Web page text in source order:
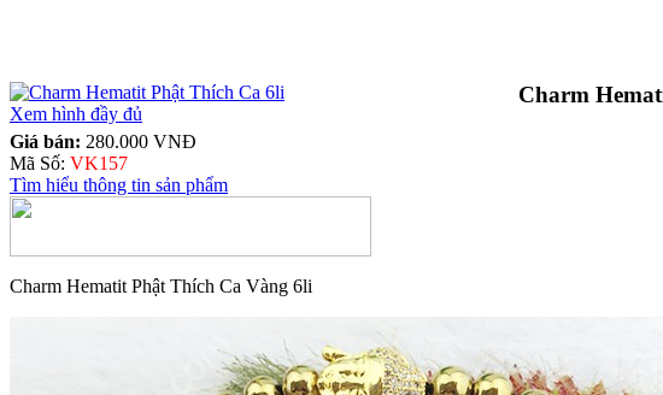
Xem hình đầy đủ
Charm
Giá bán: 280.000 VNĐ
Mã Số: VK157
Tìm hiểu thông tin sản phẩm
Charm Hematit Phật Thích Ca Vàng 6li